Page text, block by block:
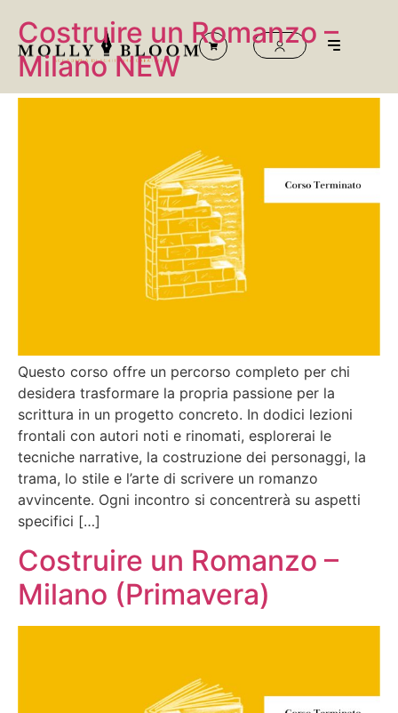
Costruire un Romanzo –
Milano NEW
Questo corso offre un percorso completo per chi
desidera trasformare la propria passione per la
scrittura in un progetto concreto. In dodici lezioni
frontali con autori noti e rinomati, esplorerai le
tecniche narrative, la costruzione dei personaggi, la
trama, lo stile e l’arte di scrivere un romanzo
avvincente. Ogni incontro si concentrerà su aspetti
specifici […]
Costruire un Romanzo –
Milano (Primavera)